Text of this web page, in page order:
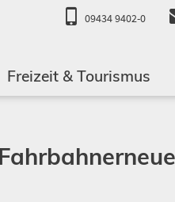
09434 9402-0
Freizeit & Tourismus